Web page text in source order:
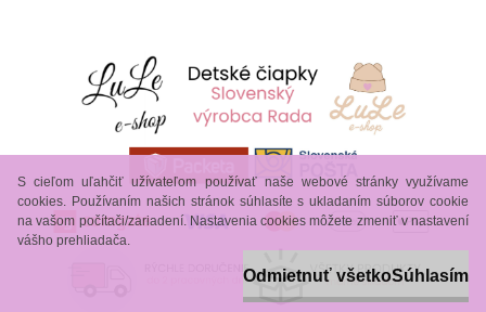
S cieľom uľahčiť užívateľom používať naše webové stránky využívame
cookies. Používaním našich stránok súhlasíte s ukladaním súborov cookie
na vašom počítači/zariadení. Nastavenia cookies môžete zmeniť v nastavení
vášho prehliadača.
Odmietnuť všetkoSúhlasím